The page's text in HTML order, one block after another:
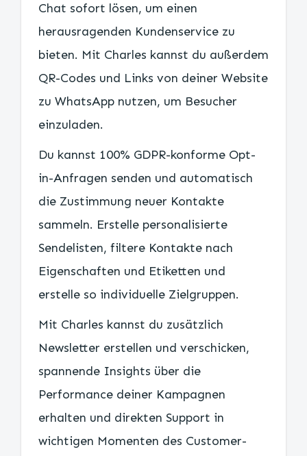
Chat sofort lösen, um einen
herausragenden Kundenservice zu
bieten. Mit Charles kannst du außerdem
QR-Codes und Links von deiner Website
zu WhatsApp nutzen, um Besucher
einzuladen.
Du kannst 100% GDPR-konforme Opt-
in-Anfragen senden und automatisch
die Zustimmung neuer Kontakte
sammeln. Erstelle personalisierte
Sendelisten, filtere Kontakte nach
Eigenschaften und Etiketten und
erstelle so individuelle Zielgruppen.
Mit Charles kannst du zusätzlich
Newsletter erstellen und verschicken,
spannende Insights über die
Performance deiner Kampagnen
erhalten und direkten Support in
wichtigen Momenten des Customer-